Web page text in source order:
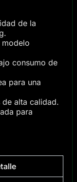
de la
consumo de
para una
alta calidad.
para